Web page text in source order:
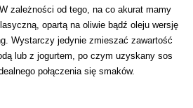
zależności od tego, na co akurat mamy
opartą na oliwie bądź oleju wersję
Wystarczy jedynie zmieszać zawartość
lub z jogurtem, po czym uzyskany sos
połączenia się smaków.